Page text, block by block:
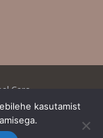
Care
kasutamist